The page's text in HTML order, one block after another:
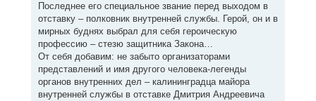
Последнее его специальное звание перед выходом в
отставку – полковник внутренней службы. Герой, он и в
мирных буднях выбрал для себя героическую
профессию – стезю защитника Закона…
От себя добавим: не забыто организаторами
представлений и имя другого человека-легенды
органов внутренних дел – калининградца майора
внутренней службы в отставке Дмитрия Андреевича